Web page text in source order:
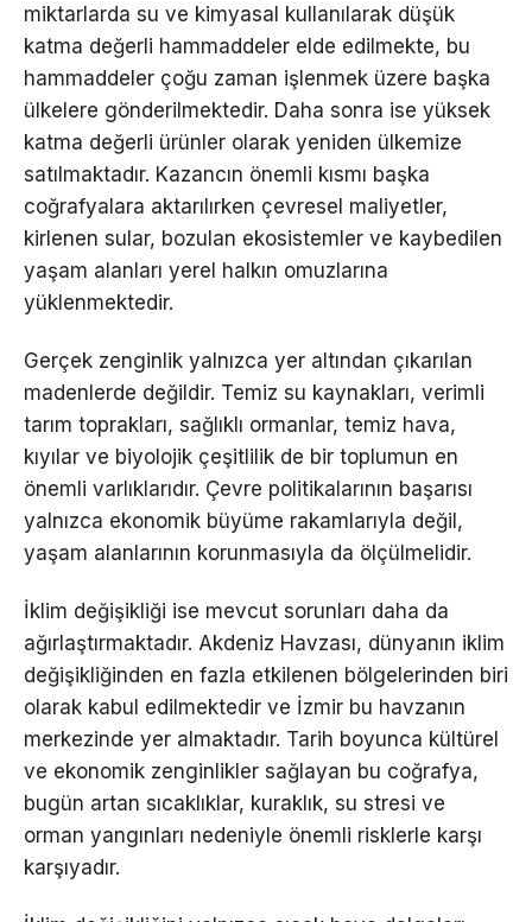
miktarlarda su ve kimyasal kullanılarak düşük
katma değerli hammaddeler elde edilmekte, bu
hammaddeler çoğu zaman işlenmek üzere başka
ülkelere gönderilmektedir. Daha sonra ise yüksek
katma değerli ürünler olarak yeniden ülkemize
satılmaktadır. Kazancın önemli kısmı başka
coğrafyalara aktarılırken çevresel maliyetler,
kirlenen sular, bozulan ekosistemler ve kaybedilen
yaşam alanları yerel halkın omuzlarına
yüklenmektedir.
Gerçek zenginlik yalnızca yer altından çıkarılan
madenlerde değildir. Temiz su kaynakları, verimli
tarım toprakları, sağlıklı ormanlar, temiz hava,
kıyılar ve biyolojik çeşitlilik de bir toplumun en
önemli varlıklarıdır. Çevre politikalarının başarısı
yalnızca ekonomik büyüme rakamlarıyla değil,
yaşam alanlarının korunmasıyla da ölçülmelidir.
İklim değişikliği ise mevcut sorunları daha da
ağırlaştırmaktadır. Akdeniz Havzası, dünyanın iklim
değişikliğinden en fazla etkilenen bölgelerinden biri
olarak kabul edilmektedir ve İzmir bu havzanın
merkezinde yer almaktadır. Tarih boyunca kültürel
ve ekonomik zenginlikler sağlayan bu coğrafya,
bugün artan sıcaklıklar, kuraklık, su stresi ve
orman yangınları nedeniyle önemli risklerle karşı
karşıyadır.